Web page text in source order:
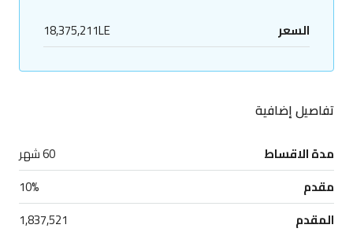
السعر 18,375,211LE
تفاصيل إضافية
مدة الاقساط
60 شهر
مقدم
10%
المقدم
1,837,521